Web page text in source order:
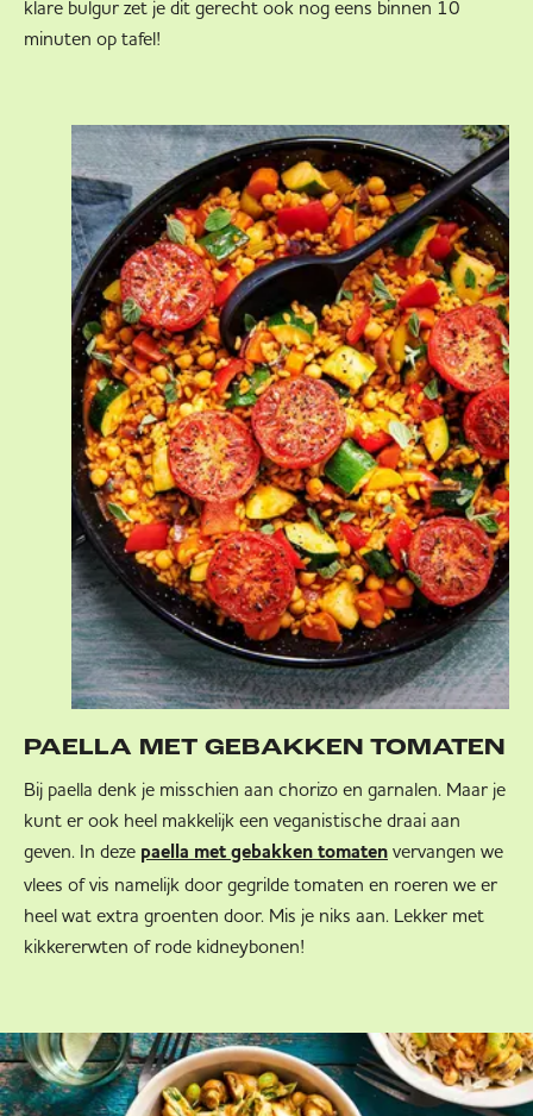
klare bulgur zet je dit gerecht ook nog eens binnen 10
minuten op tafel!
PAELLA MET GEBAKKEN TOMATEN
Bij paella denk je misschien aan chorizo en garnalen. Maar je
kunt er ook heel makkelijk een veganistische draai aan
geven. In deze paella met gebakken tomaten vervangen we
vlees of vis namelijk door gegrilde tomaten en roeren we er
heel wat extra groenten door. Mis je niks aan. Lekker met
kikkererwten of rode kidneybonen!